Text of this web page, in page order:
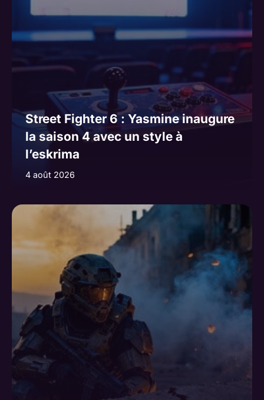
Street Fighter 6 : Yasmine inaugure
la saison 4 avec un style à
l’eskrima
4 août 2026